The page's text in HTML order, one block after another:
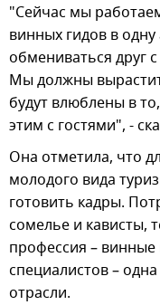
"Сейчас мы
винных гидов в
обмениваться друг
Мы должны
будут влюблены в
этим с гостями", -
Она отметила, что
молодого вида
готовить кадры.
сомелье и кависты,
профессия – винные
специалистов –
отрасли.